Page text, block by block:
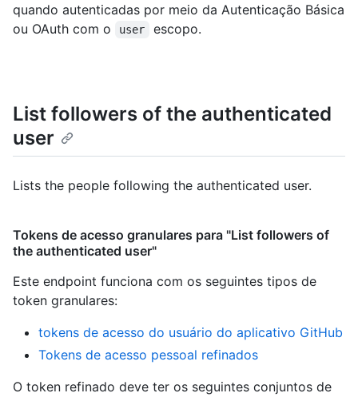
quando autenticadas por meio da Autenticação Básica
ou OAuth com o
user escopo.
List followers of the authenticated
user
Lists the people following the authenticated user.
Tokens de acesso granulares para "List followers of
the authenticated user"
Este endpoint funciona com os seguintes tipos de
token granulares:
tokens de acesso do usuário do aplicativo GitHub
Tokens de acesso pessoal refinados
O token refinado deve ter os seguintes conjuntos de